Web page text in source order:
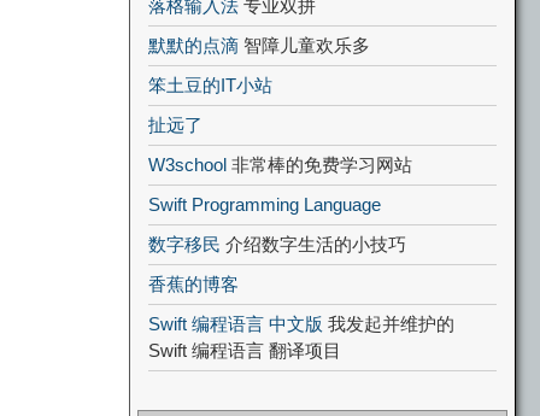
落格输入法 专业双拼
默默的点滴 智障儿童欢乐多
笨土豆的IT小站
扯远了
W3school 非常棒的免费学习网站
Swift Programming Language
数字移民 介绍数字生活的小技巧
香蕉的博客
Swift 编程语言 中文版 我发起并维护的
Swift 编程语言 翻译项目